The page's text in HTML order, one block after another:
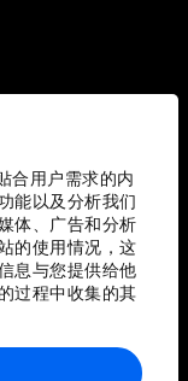
合用户需求的内
能以及分析我们
体、广告和分析
的使用情况，这
息与您提供给他
过程中收集的其